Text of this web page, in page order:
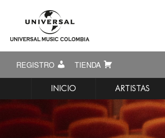
REGISTRO TIENDA
INICIO ARTISTAS